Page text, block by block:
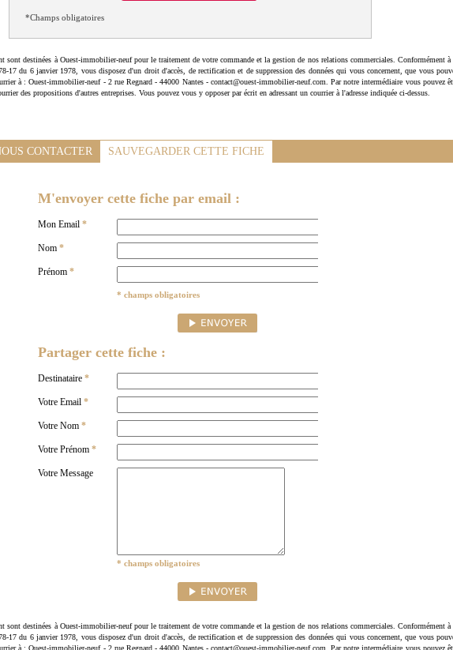
*Champs obligatoires
sont destinées à Ouest-immobilier-neuf pour le traitement de votre commande et la gestion de nos relations commerciales. Conformément à
17 du 6 janvier 1978, vous disposez d'un droit d'accès, de rectification et de suppression des données qui vous concernent, que vous
à : Ouest-immobilier-neuf - 2 rue Regnard - 44000 Nantes - contact@ouest-immobilier-neuf.com. Par notre intermédiaire vous pouvez
des propositions d'autres entreprises. Vous pouvez vous y opposer par écrit en adressant un courrier à l'adresse indiquée ci-dessus.
CONTACTER SAUVEGARDER CETTE FICHE
M'envoyer cette fiche par email :
Mon Email *
Nom *
Prénom *
* champs obligatoires
Partager cette fiche :
Destinataire *
Votre Email *
Votre Nom *
Votre Prénom *
Votre Message
* champs obligatoires
sont destinées à Ouest-immobilier-neuf pour le traitement de votre commande et la gestion de nos relations commerciales. Conformément à
17 du 6 janvier 1978, vous disposez d'un droit d'accès, de rectification et de suppression des données qui vous concernent, que vous
à : Ouest-immobilier-neuf - 2 rue Regnard - 44000 Nantes - contact@ouest-immobilier-neuf.com. Par notre intermédiaire vous pouvez